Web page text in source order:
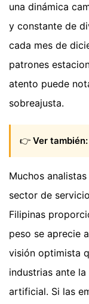
una dinámica
y constante de
cada mes de
patrones
atento puede
sobreajusta.
👉 Ver también:
Muchos
sector de
Filipinas
peso se aprecie
visión optimista
industrias ante
artificial. Si las